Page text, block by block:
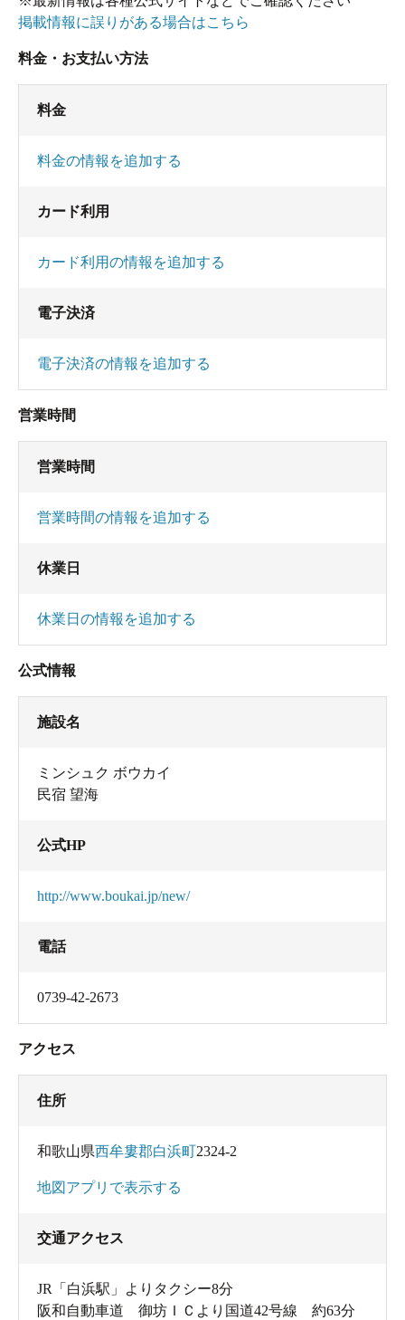
掲載情報に誤りがある場合はこちら
料金・お支払い方法
料金
料金の情報を追加する
カード利用
カード利用の情報を追加する
電子決済
電子決済の情報を追加する
営業時間
営業時間
営業時間の情報を追加する
休業日
休業日の情報を追加する
公式情報
施設名
ミンシュク ボウカイ
民宿 望海
公式HP
http://www.boukai.jp/new/
電話
0739-42-2673
アクセス
住所
和歌山県西牟婁郡白浜町2324-2
地図アプリで表示する
交通アクセス
JR「白浜駅」よりタクシー8分
阪和自動車道 御坊ＩＣより国道42号線 約63分